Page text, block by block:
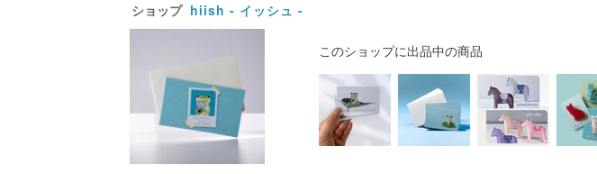
ショップ hiish - イッシュ -
このショップに出品中の商品